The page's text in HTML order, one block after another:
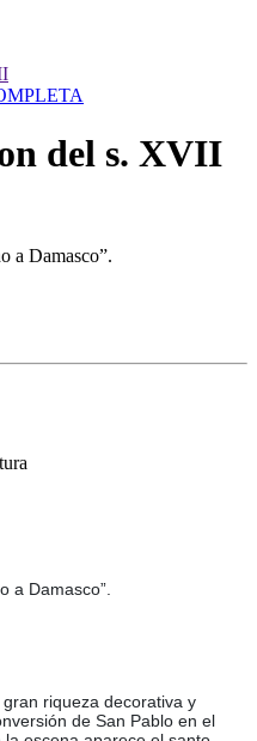
del s. XVII
a Damasco”.
a Damasco”.
riqueza decorativa y
de San Pablo en el